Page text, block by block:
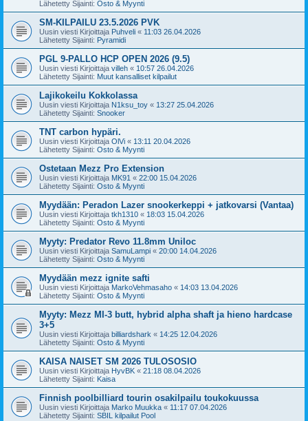
Lähetetty Sijainti: Osto & Myynti
SM-KILPAILU 23.5.2026 PVK
Uusin viesti Kirjoittaja Puhveli « 11:03 26.04.2026
Lähetetty Sijainti: Pyramidi
PGL 9-PALLO HCP OPEN 2026 (9.5)
Uusin viesti Kirjoittaja villeh « 10:57 26.04.2026
Lähetetty Sijainti: Muut kansalliset kilpailut
Lajikokeilu Kokkolassa
Uusin viesti Kirjoittaja N1ksu_toy « 13:27 25.04.2026
Lähetetty Sijainti: Snooker
TNT carbon hypäri.
Uusin viesti Kirjoittaja OlVi « 13:11 20.04.2026
Lähetetty Sijainti: Osto & Myynti
Ostetaan Mezz Pro Extension
Uusin viesti Kirjoittaja MK91 « 22:00 15.04.2026
Lähetetty Sijainti: Osto & Myynti
Myydään: Peradon Lazer snookerkeppi + jatkovarsi (Vantaa)
Uusin viesti Kirjoittaja tkh1310 « 18:03 15.04.2026
Lähetetty Sijainti: Osto & Myynti
Myyty: Predator Revo 11.8mm Uniloc
Uusin viesti Kirjoittaja SamuLampi « 20:00 14.04.2026
Lähetetty Sijainti: Osto & Myynti
Myydään mezz ignite safti
Uusin viesti Kirjoittaja MarkoVehmasaho « 14:03 13.04.2026
Lähetetty Sijainti: Osto & Myynti
Myyty: Mezz MI-3 butt, hybrid alpha shaft ja hieno hardcase
3+5
Uusin viesti Kirjoittaja billiardshark « 14:25 12.04.2026
Lähetetty Sijainti: Osto & Myynti
KAISA NAISET SM 2026 TULOSOSIO
Uusin viesti Kirjoittaja HyvBK « 21:18 08.04.2026
Lähetetty Sijainti: Kaisa
Finnish poolbilliard tourin osakilpailu toukokuussa
Uusin viesti Kirjoittaja Marko Muukka « 11:17 07.04.2026
Lähetetty Sijainti: SBIL kilpailut Pool